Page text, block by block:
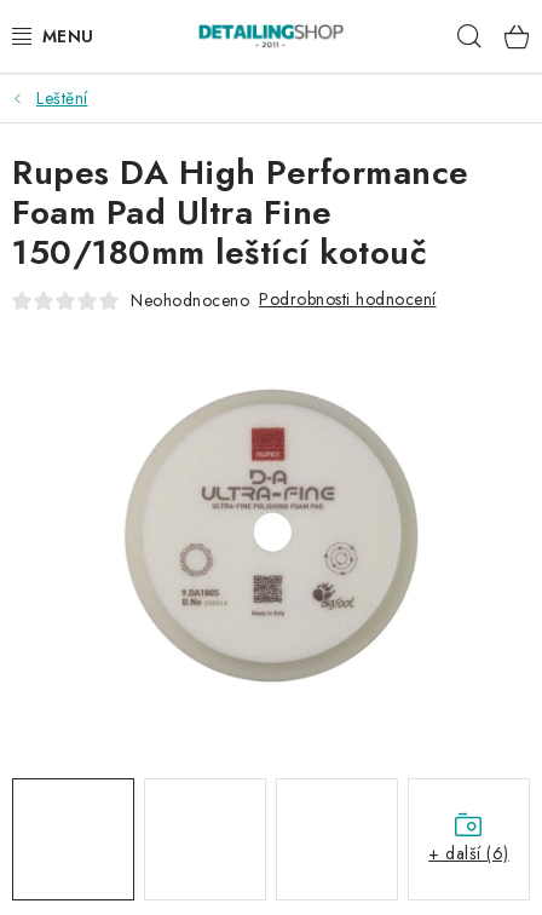
na
AKCE
NOVINKY
EXTERIÉR
INTERIÉR
DÁRKOVÉ SADY A POUKAZY
NAŠE SLUŽBY
PRODÁVANÉ ZNAČKY
Leštění
Rupes DA High Performance
Foam Pad Ultra Fine
150/180mm leštící kotouč
Neohodnoceno Podrobnosti hodnocení
+ další (6)